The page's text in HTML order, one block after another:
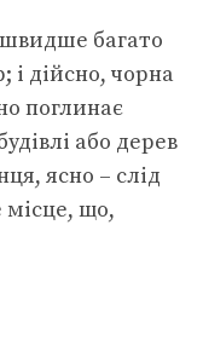
багато
і дійсно, чорна
поглинає
або дерев
ясно – слід
місце, що,